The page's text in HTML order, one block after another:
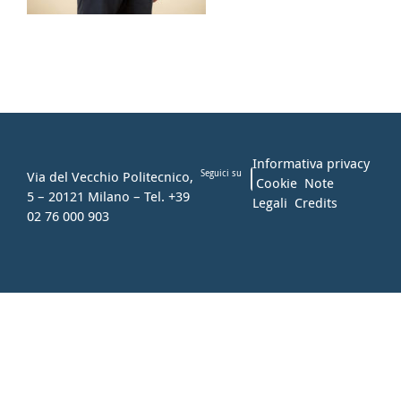
Via del Vecchio Politecnico,
5 – 20121 Milano – Tel. +39
02 76 000 903
Seguici su
Informativa privacy
Cookie Note
Legali Credits